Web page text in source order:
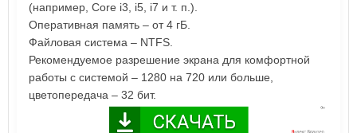
(например, Core i3, i5, i7 и т. п.).
Оперативная память – от 4 гБ.
Файловая система – NTFS.
Рекомендуемое разрешение экрана для комфортной
работы с системой – 1280 на 720 или больше,
цветопередача – 32 бит.